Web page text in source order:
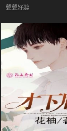
聲聲好聽